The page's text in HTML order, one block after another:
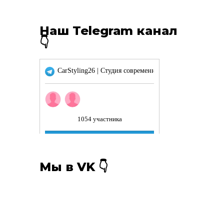
Наш Telegram канал
👇
Мы в VK 👇